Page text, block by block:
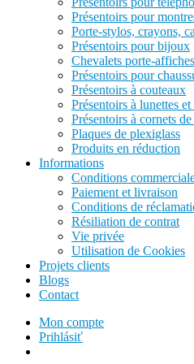
Présentoirs pour
Porte-stylos, crayons,
Présentoirs pour bijoux
Chevalets porte-
Présentoirs pour
Présentoirs à couteaux
Présentoirs à lunettes
Présentoirs à cornets
Plaques de plexiglass
Produits en réduction
Informations
Conditions
Paiement et livraison
Conditions de
Résiliation de contrat
Vie privée
Utilisation de Cookies
Projets clients
Blogs
Contact
Mon compte
Prihlásiť